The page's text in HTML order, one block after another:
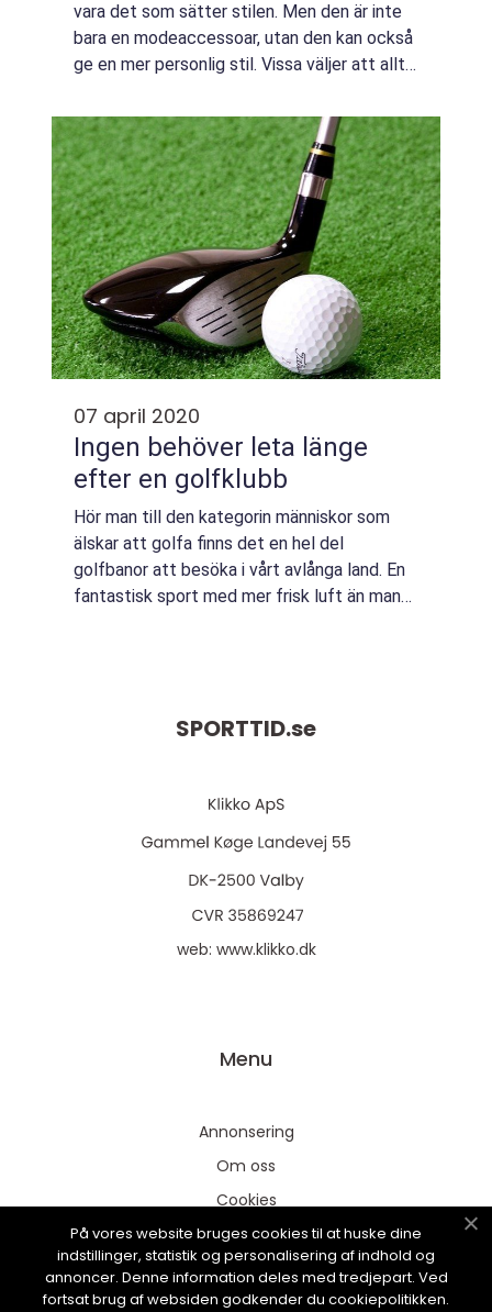
vara det som sätter stilen. Men den är inte
bara en modeaccessoar, utan den kan också
ge en mer personlig stil. Vissa väljer att alltid
del av personligheten. Må...
07 april 2020
Ingen behöver leta länge
efter en golfklubb
Hör man till den kategorin människor som
älskar att golfa finns det en hel del
golfbanor att besöka i vårt avlånga land. En
fantastisk sport med mer frisk luft än man
SPORTTID.se
web: www.klikko.dk
Menu
Annonsering
Om oss
Cookies
Kontakta oss
Sitemap
På vores website bruges cookies til at huske dine
indstillinger, statistik og personalisering af indhold og
annoncer. Denne information deles med tredjepart. Ved
fortsat brug af websiden godkender du cookiepolitikken.